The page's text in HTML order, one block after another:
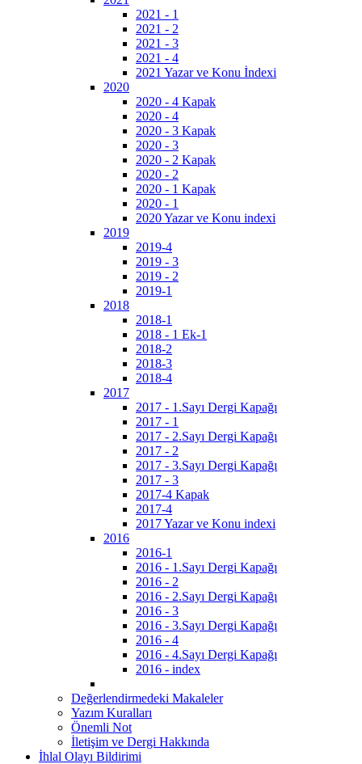
2021 - 1
2021 - 2
2021 - 3
2021 - 4
2021 Yazar ve Konu İndexi
2020
2020 - 4 Kapak
2020 - 4
2020 - 3 Kapak
2020 - 3
2020 - 2 Kapak
2020 - 2
2020 - 1 Kapak
2020 - 1
2020 Yazar ve Konu indexi
2019
2019-4
2019 - 3
2019 - 2
2019-1
2018
2018-1
2018 - 1 Ek-1
2018-2
2018-3
2018-4
2017
2017 - 1.Sayı Dergi Kapağı
2017 - 1
2017 - 2.Sayı Dergi Kapağı
2017 - 2
2017 - 3.Sayı Dergi Kapağı
2017 - 3
2017-4 Kapak
2017-4
2017 Yazar ve Konu indexi
2016
2016-1
2016 - 1.Sayı Dergi Kapağı
2016 - 2
2016 - 2.Sayı Dergi Kapağı
2016 - 3
2016 - 3.Sayı Dergi Kapağı
2016 - 4
2016 - 4.Sayı Dergi Kapağı
2016 - index
Değerlendirmedeki Makaleler
Yazım Kuralları
Önemli Not
İletişim ve Dergi Hakkında
İhlal Olayı Bildirimi